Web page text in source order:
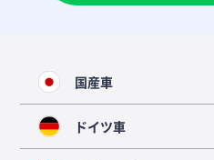
国産車
ドイツ車